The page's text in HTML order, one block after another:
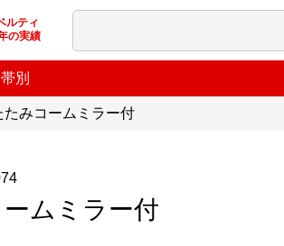
ルティ
の実績
別
たみコームミラー付
ムミラー付